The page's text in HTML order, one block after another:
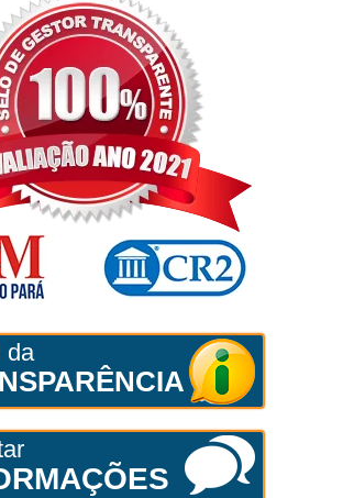
da